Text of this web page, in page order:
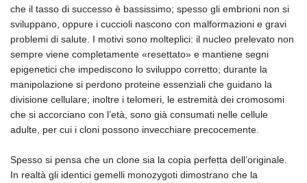
che il tasso di successo è bassissimo; spesso gli embrioni non si
sviluppano, oppure i cuccioli nascono con malformazioni e gravi
problemi di salute. I motivi sono molteplici: il nucleo prelevato non
sempre viene completamente «resettato» e mantiene segni
epigenetici che impediscono lo sviluppo corretto; durante la
manipolazione si perdono proteine essenziali che guidano la
divisione cellulare; inoltre i telomeri, le estremità dei cromosomi
che si accorciano con l’età, sono già consumati nelle cellule
adulte, per cui i cloni possono invecchiare precocemente.
Spesso si pensa che un clone sia la copia perfetta dell’originale.
In realtà gli identici gemelli monozygoti dimostrano che la